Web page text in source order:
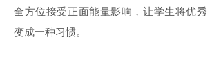
全方位接受正面能量影响，让学生将优秀
变成一种习惯。